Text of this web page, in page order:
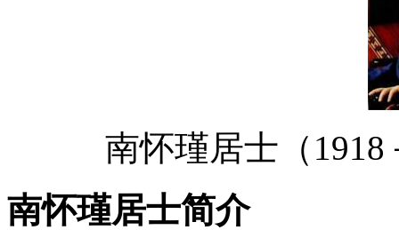
南怀瑾居士（
南怀瑾居士简介